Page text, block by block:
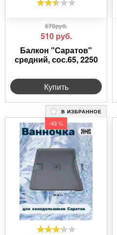
670руб.
510 руб.
Балкон "Саратов"
средний, сос.65, 2250
Купить
В ИЗБРАННОЕ
-43 %